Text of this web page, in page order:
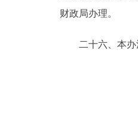
财政局办理。
二十六、本办